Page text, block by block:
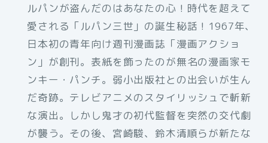
ルパンが盗んだのはあなたの心！時代を超えて
愛される「ルパン三世」の誕生秘話！1967年、
日本初の青年向け週刊漫画誌「漫画アクショ
ン」が創刊。表紙を飾ったのが無名の漫画家モ
ンキー・パンチ。弱小出版社との出会いが生ん
だ奇跡。テレビアニメのスタイリッシュで斬新
な演出。しかし鬼才の初代監督を突然の交代劇
が襲う。その後、宮崎駿、鈴木清順らが新たな